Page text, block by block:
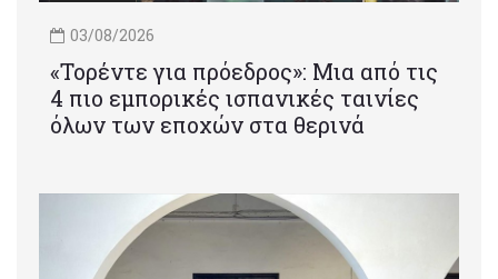
03/08/2026
«Τορέντε για πρόεδρος»: Mια από τις
4 πιο εμπορικές ισπανικές ταινίες
όλων των εποχών στα θερινά